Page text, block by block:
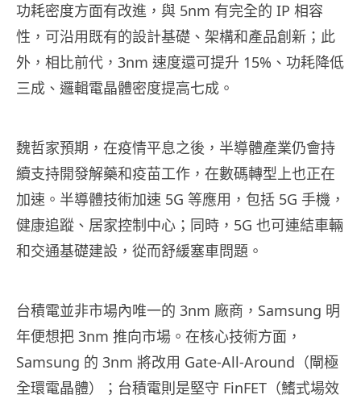
功耗密度方面有改進，與 5nm 有完全的 IP 相容
性，可沿用既有的設計基礎、架構和產品創新；此
外，相比前代，3nm 速度還可提升 15%、功耗降低
三成、邏輯電晶體密度提高七成。
魏哲家預期，在疫情平息之後，半導體產業仍會持
續支持開發解藥和疫苗工作，在數碼轉型上也正在
加速。半導體技術加速 5G 等應用，包括 5G 手機，
健康追蹤、居家控制中心；同時，5G 也可連結車輛
和交通基礎建設，從而舒緩塞車問題。
台積電並非市場內唯一的 3nm 廠商， Samsung 明
年便想把 3nm 推向市場。在核心技術方面，
Samsung 的 3nm 將改用 Gate-All-Around （閘極
全環電晶體）；台積電則是堅守 FinFET （鰭式場效